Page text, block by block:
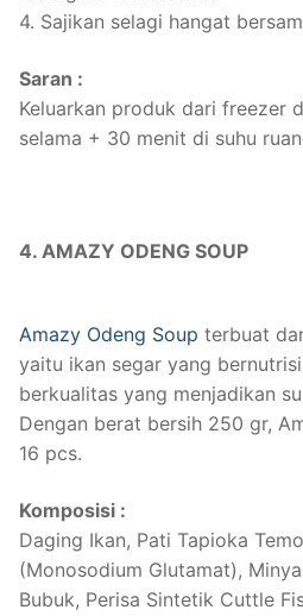
4. Sajikan selagi hangat
Saran :
Keluarkan produk dari freezer
selama + 30 menit di suhu
4. AMAZY ODENG SOUP
Amazy Odeng Soup terbuat
yaitu ikan segar yang
berkualitas yang menjadikan
Dengan berat bersih 250 gr,
16 pcs.
Komposisi :
Daging Ikan, Pati Tapioka
(Monosodium Glutamat),
Bubuk, Perisa Sintetik Cuttle